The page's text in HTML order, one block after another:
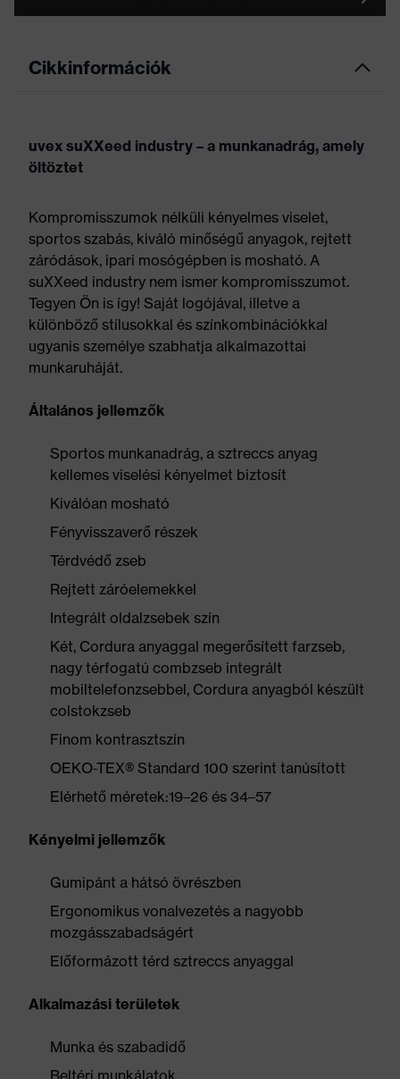
Cikkinformációk
uvex suXXeed industry – a munkanadrág, amely
öltöztet
Kompromisszumok nélküli kényelmes viselet,
sportos szabás, kiváló minőségű anyagok, rejtett
záródások, ipari mosógépben is mosható. A
suXXeed industry nem ismer kompromisszumot.
Tegyen Ön is így! Saját logójával, illetve a
különböző stílusokkal és színkombinációkkal
ugyanis személye szabhatja alkalmazottai
munkaruháját.
Általános jellemzők
Sportos munkanadrág, a sztreccs anyag
kellemes viselési kényelmet biztosít
Kiválóan mosható
Fényvisszaverő részek
Térdvédő zseb
Rejtett záróelemekkel
Integrált oldalzsebek szín
Két, Cordura anyaggal megerősített farzseb,
nagy térfogatú combzseb integrált
mobiltelefonzsebbel, Cordura anyagból készült
colstokzseb
Finom kontrasztszín
OEKO-TEX® Standard 100 szerint tanúsított
Elérhető méretek:19–26 és 34–57
Kényelmi jellemzők
Gumipánt a hátsó övrészben
Ergonomikus vonalvezetés a nagyobb
mozgásszabadságért
Előformázott térd sztreccs anyaggal
Alkalmazási területek
Munka és szabadidő
Beltéri munkálatok